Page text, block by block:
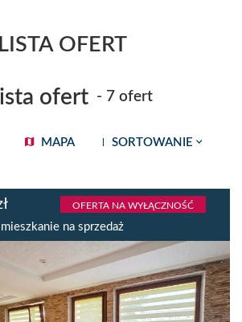
LISTA OFERT
ofert- 7 ofert
MAPA SORTOWANIE
OFERTA NA WYŁĄCZNOŚĆ
mieszkanie na sprzedaż